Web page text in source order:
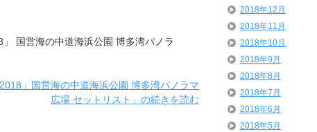
国営海の中道海浜公園 博多湾パノラ
」国営海の中道海浜公園 博多湾パノラマ
広場 セットリスト」の続きを読む
2018年12月
2018年11月
2018年10月
2018年9月
2018年8月
2018年7月
2018年6月
2018年5月